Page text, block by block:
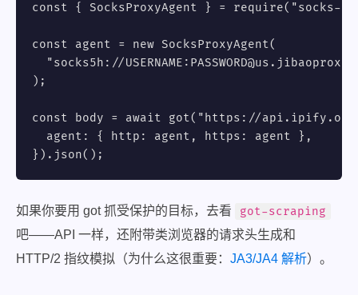
const { SocksProxyAgent } = require("socks-
const agent = new SocksProxyAgent(
"socks5h://
);
const body = await got("https://
  agent: { http: agent, https: agent },
}).json();
如果你要用 got 抓受保护的目标，去看
got-scraping
吧——API 一样，还附带类浏览器的请求头生成和
HTTP/2 指纹模拟（为什么这很重要： JA3/JA4 解析）。